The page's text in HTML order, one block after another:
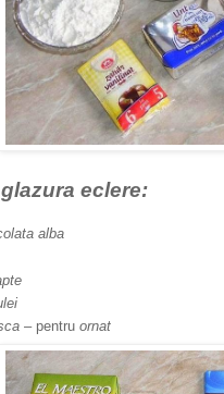
eclere:
alba
– pentru ornat